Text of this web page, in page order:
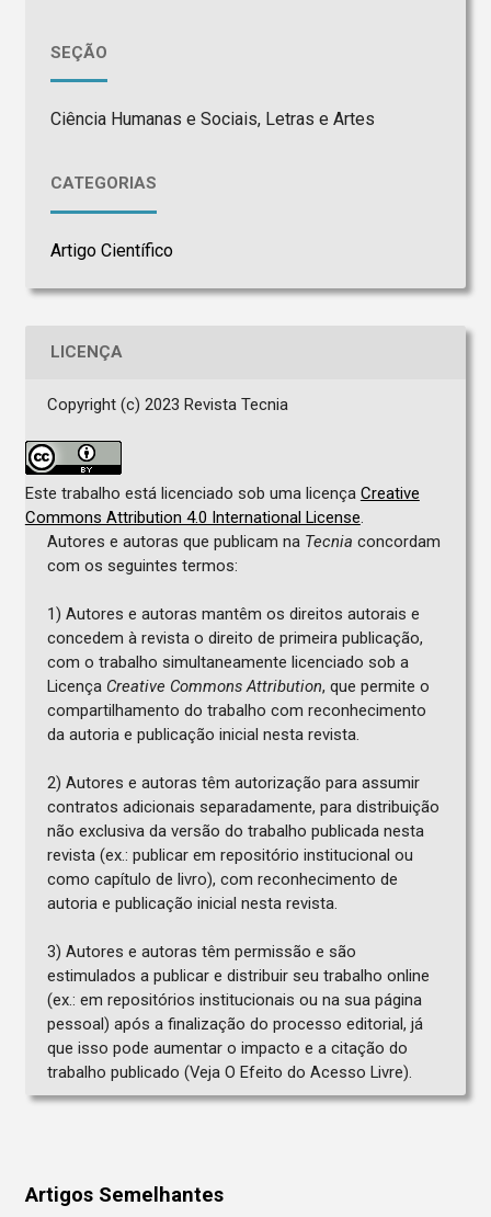
SEÇÃO
Ciência Humanas e Sociais, Letras e Artes
CATEGORIAS
Artigo Científico
LICENÇA
Copyright (c) 2023 Revista Tecnia
Este trabalho está licenciado sob uma licença Creative
Commons Attribution 4.0 International License.
Autores e autoras que publicam na Tecnia concordam
com os seguintes termos:
1) Autores e autoras mantêm os direitos autorais e
concedem à revista o direito de primeira publicação,
com o trabalho simultaneamente licenciado sob a
Licença Creative Commons Attribution, que permite o
compartilhamento do trabalho com reconhecimento
da autoria e publicação inicial nesta revista.
2) Autores e autoras têm autorização para assumir
contratos adicionais separadamente, para distribuição
não exclusiva da versão do trabalho publicada nesta
revista (ex.: publicar em repositório institucional ou
como capítulo de livro), com reconhecimento de
autoria e publicação inicial nesta revista.
3) Autores e autoras têm permissão e são
estimulados a publicar e distribuir seu trabalho online
(ex.: em repositórios institucionais ou na sua página
pessoal) após a finalização do processo editorial, já
que isso pode aumentar o impacto e a citação do
trabalho publicado (Veja O Efeito do Acesso Livre).
Artigos Semelhantes